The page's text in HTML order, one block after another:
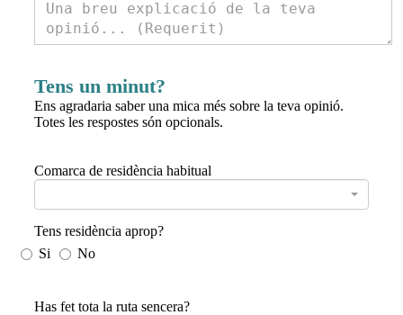
Tens un minut?
Ens agradaria saber una mica més sobre la teva opinió.
Totes les respostes són opcionals.
Comarca de residència habitual
Tens residència aprop?
Si
No
Has fet tota la ruta sencera?